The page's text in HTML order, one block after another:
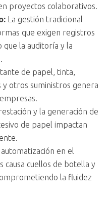
proyectos colaborativos.
La gestión tradicional
que exigen registros
que la auditoría y la
de papel, tinta,
otros suministros genera
y la generación de
de papel impactan
en el
causa cuellos de botella y
la fluidez